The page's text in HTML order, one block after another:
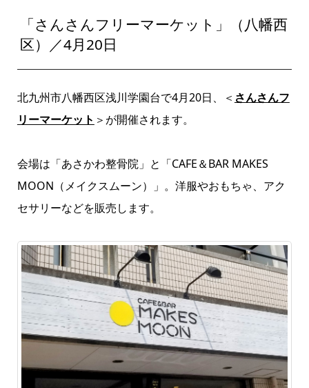
「さんさんフリーマーケット」（八幡西
区）／4月20日
北九州市八幡西区浅川学園台で4月20日、＜ さんさんフ
リーマーケット ＞が開催されます。
会場は「あさかわ整骨院」と「CAFE＆BAR MAKES
MOON（メイクスムーン）」。洋服やおもちゃ、アク
セサリーなどを販売します。